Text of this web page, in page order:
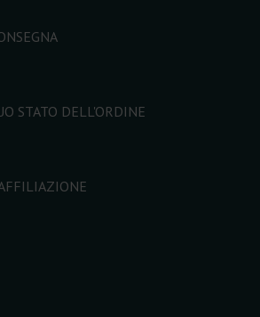
STATO DELL'ORDINE